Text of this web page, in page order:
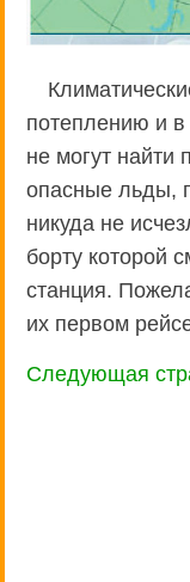
потеплению и в
не могут
опасные льды,
никуда не
борту которой
станция.
их первом
Следующая